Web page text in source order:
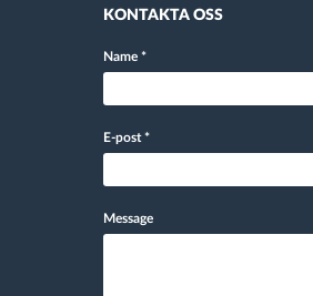
KONTAKTA OSS
Name *
E-post*
Message